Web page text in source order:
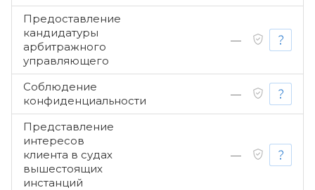
Предоставление
кандидатуры
арбитражного
управляющего
—
Соблюдение
конфиденциальности
—
Представление
интересов
клиента в судах
вышестоящих
инстанций
—